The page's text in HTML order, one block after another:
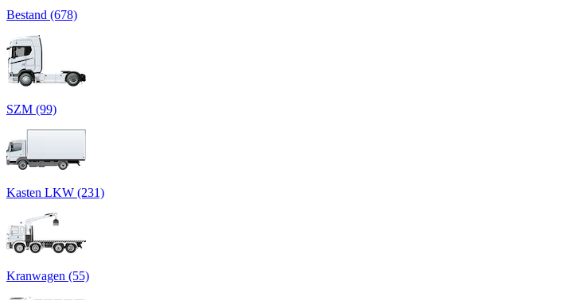
Bestand (678)
SZM (99)
Kasten LKW (231)
Kranwagen (55)